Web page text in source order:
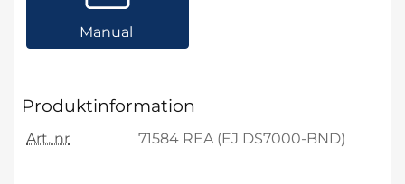
Manual
Produktinformation
Art. nr 71584 REA (EJ DS7000-BND)